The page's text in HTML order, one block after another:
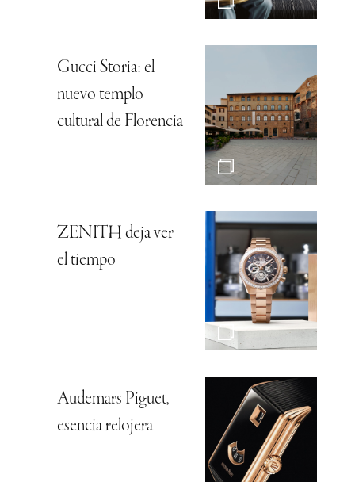
Gucci Storia: el
nuevo templo
cultural de Florencia
ZENITH deja ver
el tiempo
Audemars Piguet,
esencia relojera